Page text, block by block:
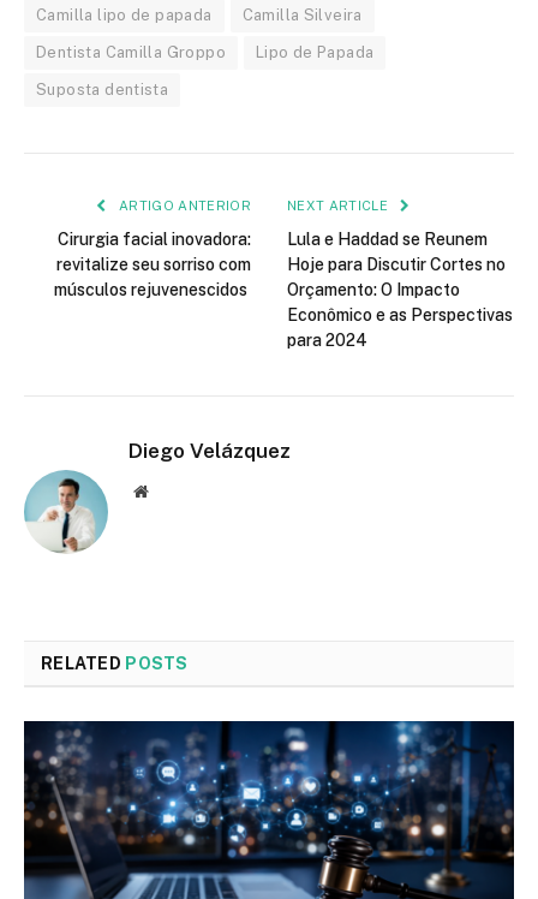
Camilla lipo de papada Camilla Silveira
Dentista Camilla Groppo Lipo de Papada
Suposta dentista
ARTIGO ANTERIOR
Cirurgia facial inovadora:
revitalize seu sorriso com
músculos rejuvenescidos
NEXT ARTICLE
Lula e Haddad se Reunem
Hoje para Discutir Cortes no
Orçamento: O Impacto
Econômico e as Perspectivas
para 2024
Diego Velázquez
Website
RELATED POSTS